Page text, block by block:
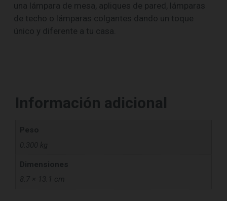
una lámpara de mesa, apliques de pared, lámparas
de techo o lámparas colgantes dando un toque
único y diferente a tu casa.
Información adicional
Dimensiones
8.7 × 13.1 cm